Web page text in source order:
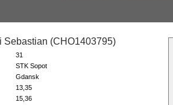
Sebastian (CHO1403795)
31
STK Sopot
Gdansk
13,35
15,36